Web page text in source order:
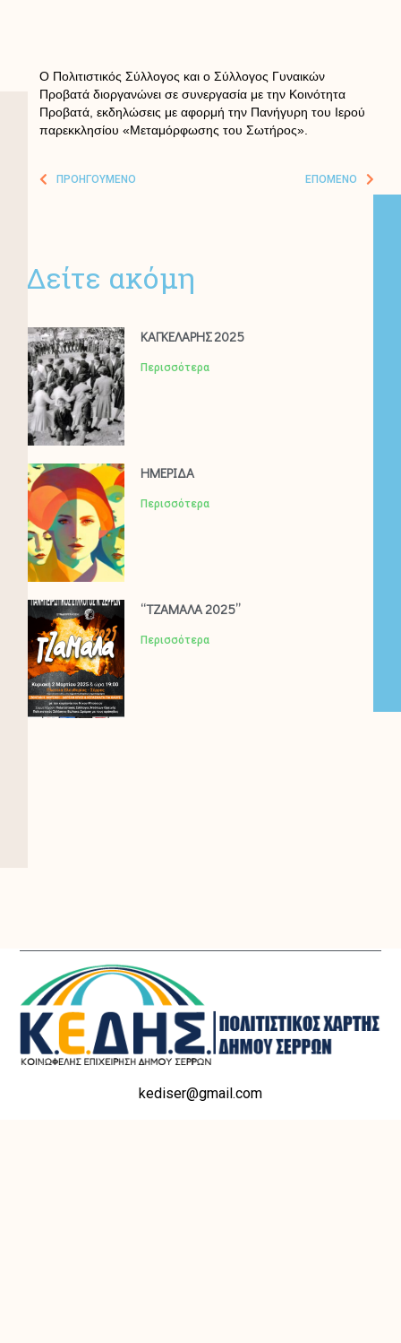
Ο Πολιτιστικός Σύλλογος και ο Σύλλογος Γυναικών
Προβατά διοργανώνει σε συνεργασία με την Κοινότητα
Προβατά, εκδηλώσεις με αφορμή την Πανήγυρη του Ιερού
παρεκκλησίου «Μεταμόρφωσης του Σωτήρος».
ΠΡΟΗΓΟΎΜΕΝΟ ΕΠΌΜΕΝΟ
Δείτε ακόμη
ΚΑΓΚΕΛΑΡΗΣ 2025
Περισσότερα
ΗΜΕΡΙΔΑ
Περισσότερα
“ΤΖΑΜΑΛΑ 2025”
Περισσότερα
kediser@gmail.com